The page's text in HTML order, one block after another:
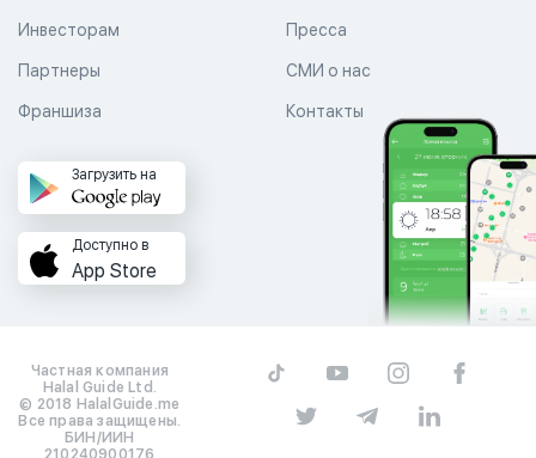
Пресса
СМИ о нас
Контакты
Инвесторам
Партнеры
Франшиза
Загрузить на
Доступно в
App Store
Частная компания
Halal Guide Ltd.
© 2018 HalalGuide.me
Все права защищены.
БИН/ИИН
210240900176